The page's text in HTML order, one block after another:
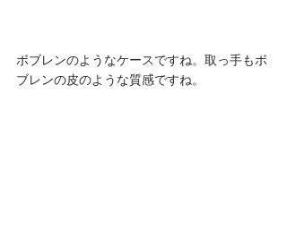
ボブレンのようなケースですね。取っ手もボ
ブレンの皮のような質感ですね。